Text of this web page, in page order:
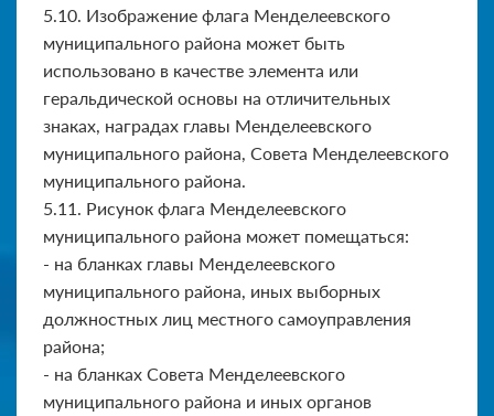
5.10. Изображение флага Менделеевского
муниципального района может быть
использовано в качестве элемента или
геральдической основы на отличительных
знаках, наградах главы Менделе­евского
муниципального района, Совета Менделеевского
муници­пального района.
5.11. Рисунок флага Менделеевского
муниципального района может помещаться:
- на бланках главы Менделеевского
муниципального района, иных выборных
должностных лиц местного самоуправления
района;
- на бланках Совета Менделеевского
муниципального района и иных органов